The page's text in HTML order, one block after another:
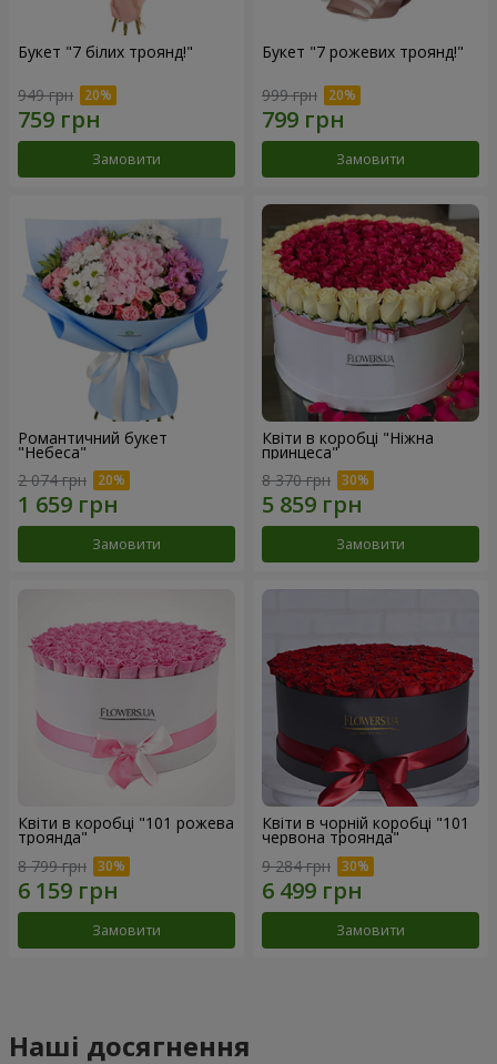
Букет "7 білих троянд!"
949 грн
Замовити
Букет "7 рожевих троянд!"
999 грн
Замовити
Романтичний букет
"Небеса"
2 074 грн
Замовити
Квіти в коробці "Ніжна
принцеса"
8 370 грн
Замовити
Квіти в коробці "101 рожева
троянда"
8 799 грн
Замовити
Квіти в чорній коробці "101
червона троянда"
9 284 грн
Замовити
Наші досягнення